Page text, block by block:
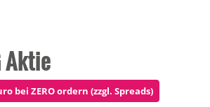
Aktie
bei ZERO ordern (zzgl. Spreads)